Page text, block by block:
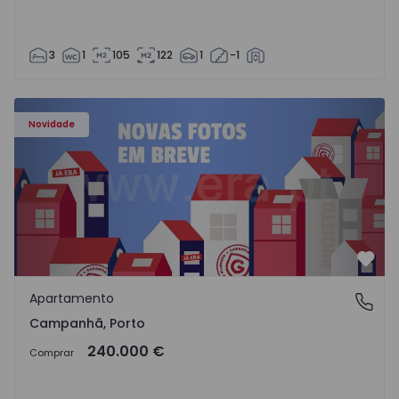
3 1 105 122 1 -1
Novidade
Apartamento T3 Porto, Campanhã - 1575504 - 1
Campanhã, Porto
Apartamento
Campanhã, Porto
Comprar 240.000 €